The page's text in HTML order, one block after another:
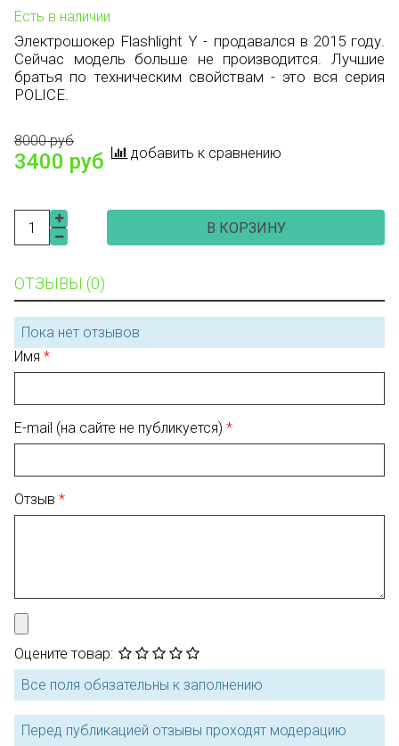
Есть в наличии
Электрошокер Flashlight Y - продавался в 2015 году.
Сейчас модель больше не производится. Лучшие
братья по техническим свойствам - это вся серия
POLICE.
8000 руб
3400 руб добавить к сравнению
В КОРЗИНУ
ОТЗЫВЫ (0)
Пока нет отзывов
Имя
E-mail (на сайте не публикуется)
Отзыв
Оцените товар:
Все поля обязательны к заполнению
Перед публикацией отзывы проходят модерацию